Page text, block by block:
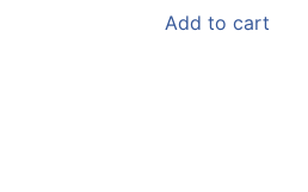
Add to cart